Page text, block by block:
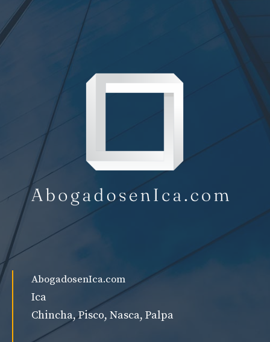
AbogadosenIca.com
Ica
Chincha, Pisco, Nasca, Palpa